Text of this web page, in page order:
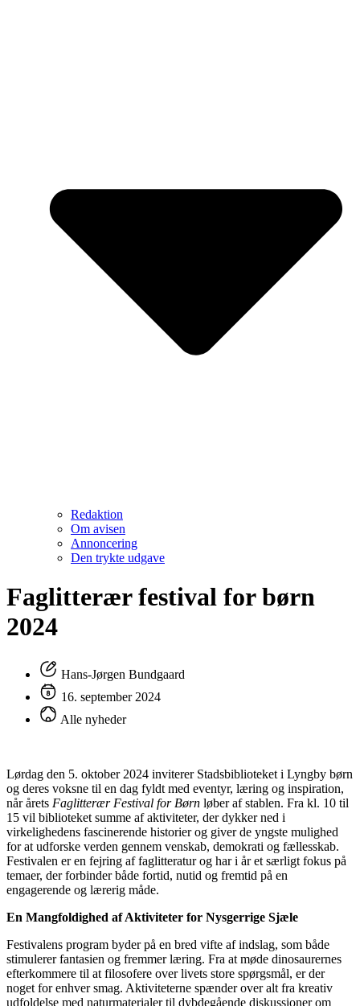
Redaktion
Om avisen
Annoncering
Den trykte udgave
Faglitterær festival for børn
2024
Hans-Jørgen Bundgaard
16. september 2024
Alle nyheder
Lørdag den 5. oktober 2024 inviterer Stadsbiblioteket i Lyngby børn
og deres voksne til en dag fyldt med eventyr, læring og inspiration,
når årets Faglitterær Festival for Børn løber af stablen. Fra kl. 10 til
15 vil biblioteket summe af aktiviteter, der dykker ned i
virkelighedens fascinerende historier og giver de yngste mulighed
for at udforske verden gennem venskab, demokrati og fællesskab.
Festivalen er en fejring af faglitteratur og har i år et særligt fokus på
temaer, der forbinder både fortid, nutid og fremtid på en
engagerende og lærerig måde.
En Mangfoldighed af Aktiviteter for Nysgerrige Sjæle
Festivalens program byder på en bred vifte af indslag, som både
stimulerer fantasien og fremmer læring. Fra at møde dinosaurernes
efterkommere til at filosofere over livets store spørgsmål, er der
noget for enhver smag. Aktiviteterne spænder over alt fra kreativ
udfoldelse med naturmaterialer til dybdegående diskussioner om